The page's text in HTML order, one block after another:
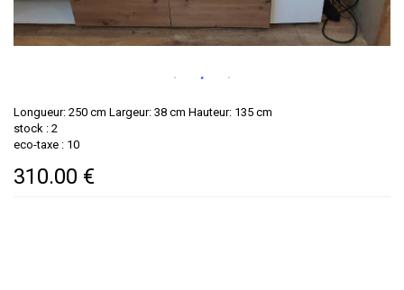
Longueur: 250 cm Largeur: 38 cm Hauteur: 135 cm
stock : 2
eco-taxe : 10
310.00 €